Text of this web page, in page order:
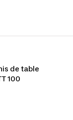
de table
100